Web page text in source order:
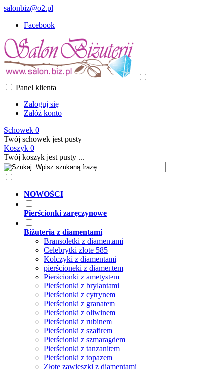
salonbiz@o2.pl
Facebook
Panel klienta
Zaloguj się
Załóż konto
Schowek 0
Twój schowek jest pusty
Koszyk 0
Twój koszyk jest pusty ...
NOWOŚCI
Pierścionki zaręczynowe
Biżuteria z diamentami
Bransoletki z diamentami
Celebrytki złote 585
Kolczyki z diamentami
pierścioneki z diamentem
Pierścionki z ametystem
Pierścionki z brylantami
Pierścionki z cytrynem
Pierścionki z granatem
Pierścionki z oliwinem
Pierścionki z rubinem
Pierścionki z szafirem
Pierścionki z szmaragdem
Pierścionki z tanzanitem
Pierścionki z topazem
Złote zawieszki z diamentami